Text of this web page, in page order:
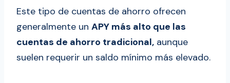
Este tipo de cuentas de ahorro ofrecen
generalmente un APY más alto que las
cuentas de ahorro tradicional, aunque
suelen requerir un saldo mínimo más elevado.